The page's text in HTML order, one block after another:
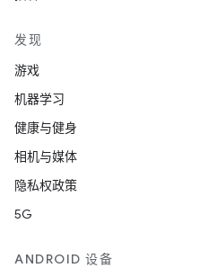
发现
游戏
机器学习
健康与健身
相机与媒体
隐私权政策
5G
ANDROID 设备